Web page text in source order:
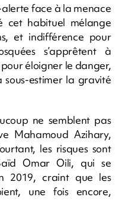
alerte face à la menace
cet habituel mélange
et indifférence pour
s’apprêtent à
éloigner le danger,
estimer la gravité
ne semblent pas
Mahamoud Azihary,
les risques sont
Omar Oili, qui se
2019, craint que les
une fois encore,